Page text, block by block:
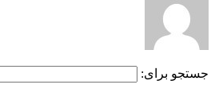
جستجو برای: